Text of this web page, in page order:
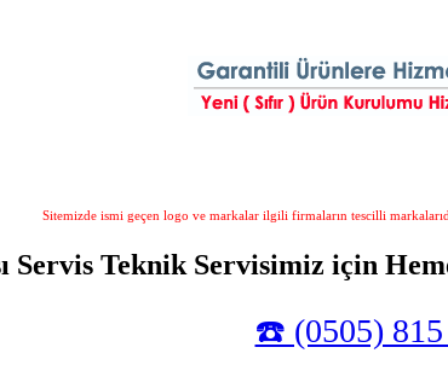
Sitemizde ismi geçen logo ve markalar ilgili firmaların tescilli
Servis Teknik Servisimiz için
☎️ (0505) 815